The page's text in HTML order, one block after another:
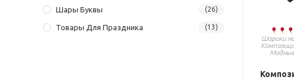
Шарики
Шары Буквы (26)
Товары Для Праздника (13)